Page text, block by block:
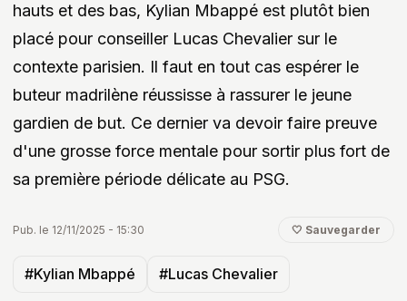
hauts et des bas, Kylian Mbappé est plutôt bien
placé pour conseiller Lucas Chevalier sur le
contexte parisien. Il faut en tout cas espérer le
buteur madrilène réussisse à rassurer le jeune
gardien de but. Ce dernier va devoir faire preuve
d'une grosse force mentale pour sortir plus fort de
sa première période délicate au PSG.
Pub. le 12/11/2025 - 15:30 🤍 Sauvegarder
#Kylian Mbappé #Lucas Chevalier